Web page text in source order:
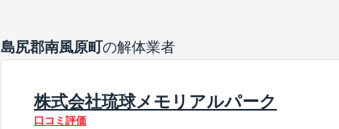
島尻郡南風原町の解体業者
株式会社琉球メモリアルパーク
口コミ評価